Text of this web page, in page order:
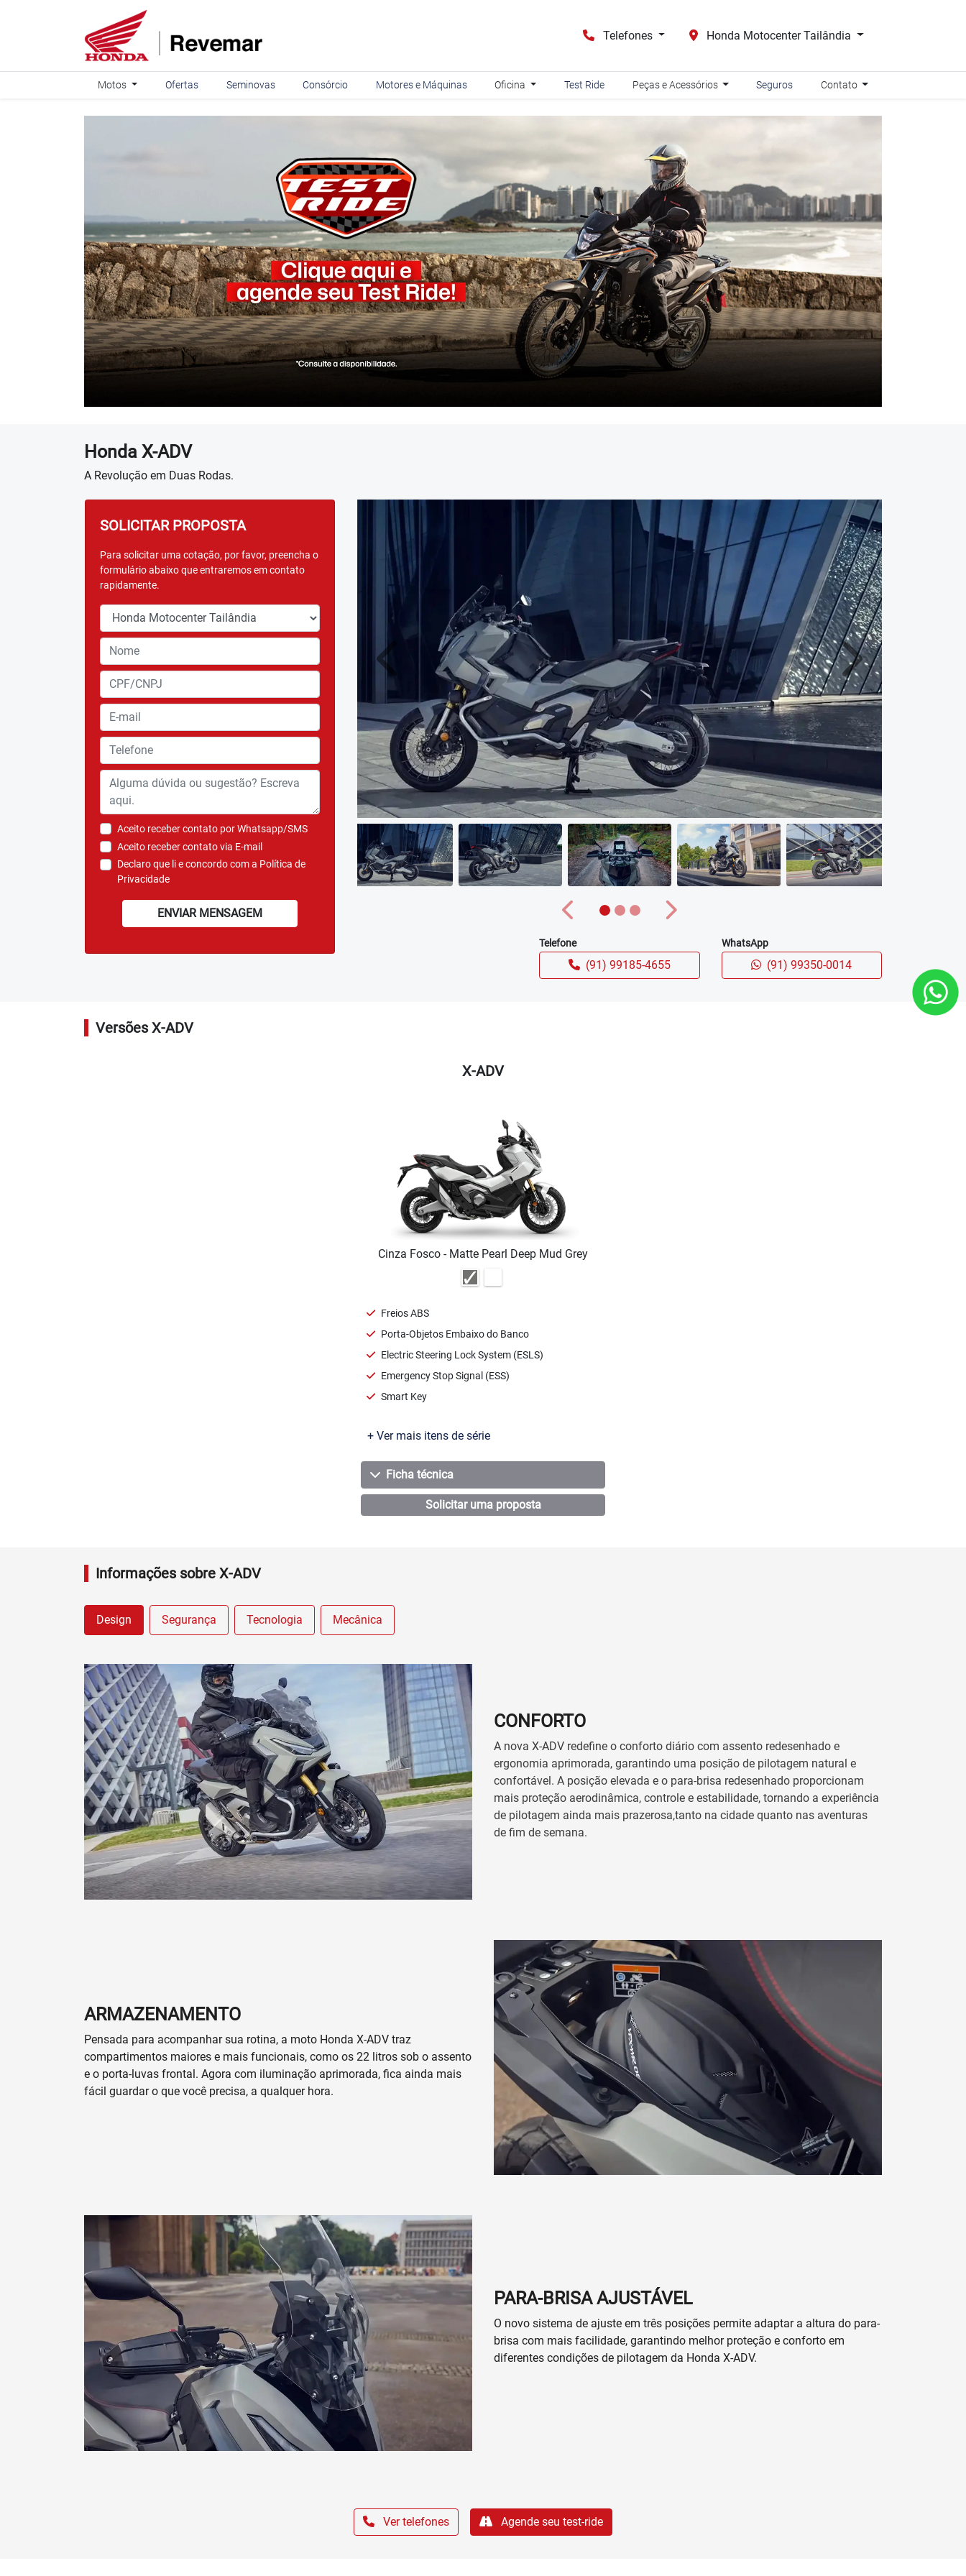
Telefones Honda Motocenter Tailândia
Motos Ofertas Seminovas Consórcio Motores e Máquinas Oficina Test Ride Peças e Acessórios Seguros Contato
Honda X-ADV
A Revolução em Duas Rodas.
SOLICITAR PROPOSTA
Para solicitar uma cotação, por favor, preencha o
formulário abaixo que entraremos em contato
rapidamente.
Aceito receber contato por Whatsapp/SMS
Aceito receber contato via E-mail
Declaro que li e concordo com a Política de
Privacidade
ENVIAR MENSAGEM
Próximo
Anterior Próximo
Telefone
(91) 99185-4655
WhatsApp
(91) 99350-0014
Versões X-ADV
X-ADV
Cinza Fosco - Matte Pearl Deep Mud Grey
Freios ABS
Porta-Objetos Embaixo do Banco
Electric Steering Lock System (ESLS)
Emergency Stop Signal (ESS)
Smart Key
+ Ver mais itens de série
Ficha técnica
Solicitar uma proposta
Informações sobre X-ADV
Design Segurança Tecnologia Mecânica
CONFORTO
A nova X-ADV redefine o conforto diário com assento redesenhado e
ergonomia aprimorada, garantindo uma posição de pilotagem natural e
confortável. A posição elevada e o para-brisa redesenhado proporcionam
mais proteção aerodinâmica, controle e estabilidade, tornando a experiência
de pilotagem ainda mais prazerosa,tanto na cidade quanto nas aventuras
de fim de semana.
ARMAZENAMENTO
Pensada para acompanhar sua rotina, a moto Honda X-ADV traz
compartimentos maiores e mais funcionais, como os 22 litros sob o assento
e o porta-luvas frontal. Agora com iluminação aprimorada, fica ainda mais
fácil guardar o que você precisa, a qualquer hora.
PARA-BRISA AJUSTÁVEL
O novo sistema de ajuste em três posições permite adaptar a altura do para-
brisa com mais facilidade, garantindo melhor proteção e conforto em
diferentes condições de pilotagem da Honda X-ADV.
Ver telefones Agende seu test-ride